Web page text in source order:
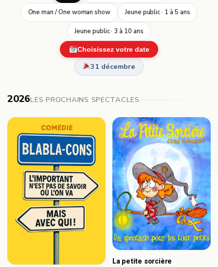
One man / One woman show Jeune public · 1 à 5 ans
Jeune public · 3 à 10 ans
Choisissez votre date
31 décembre
2026LES PROCHAINS SPECTACLES
La petite sorcière